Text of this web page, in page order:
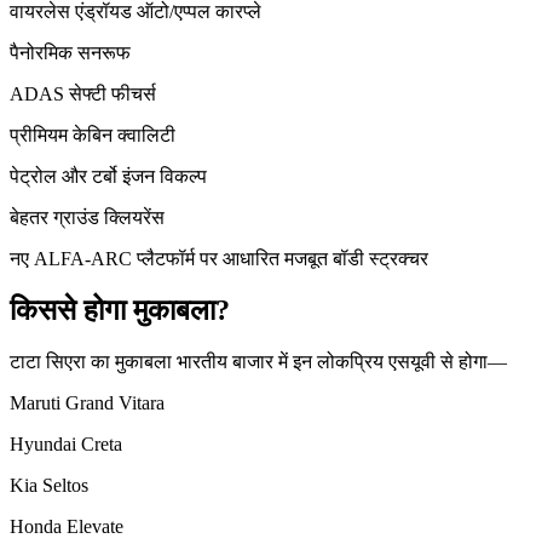
वायरलेस एंड्रॉयड ऑटो/एप्पल कारप्ले
पैनोरमिक सनरूफ
ADAS सेफ्टी फीचर्स
प्रीमियम केबिन क्वालिटी
पेट्रोल और टर्बो इंजन विकल्प
बेहतर ग्राउंड क्लियरेंस
नए ALFA-ARC प्लैटफॉर्म पर आधारित मजबूत बॉडी स्ट्रक्चर
किससे होगा मुकाबला?
टाटा सिएरा का मुकाबला भारतीय बाजार में इन लोकप्रिय एसयूवी से होगा—
Maruti Grand Vitara
Hyundai Creta
Kia Seltos
Honda Elevate